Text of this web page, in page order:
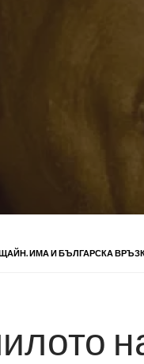
ИМА И БЪЛГАРСКА